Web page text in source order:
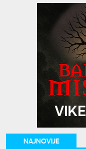
NAJNOVIJE